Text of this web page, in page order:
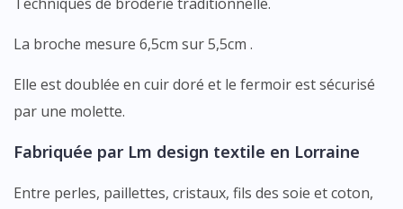
La broche mesure 6,5cm sur 5,5cm .
Elle est doublée en cuir doré et le fermoir est sécurisé
par une molette.
Fabriquée par Lm design textile en Lorraine
Entre perles, paillettes, cristaux, fils des soie et coton,